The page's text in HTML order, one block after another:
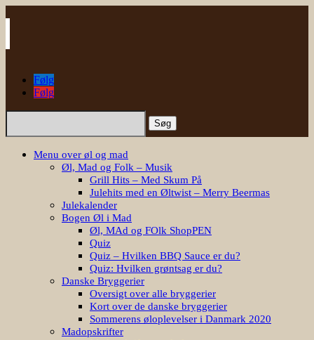
Følg
Følg
Søg
Menu over øl og mad
Øl, Mad og Folk – Musik
Grill Hits – Med Skum På
Julehits med en Øltwist – Merry Beermas
Julekalender
Bogen Øl i Mad
Øl, MAd og FOlk ShopPEN
Quiz
Quiz – Hvilken BBQ Sauce er du?
Quiz: Hvilken grøntsag er du?
Danske Bryggerier
Oversigt over alle bryggerier
Kort over de danske bryggerier
Sommerens øloplevelser i Danmark 2020
Madopskrifter